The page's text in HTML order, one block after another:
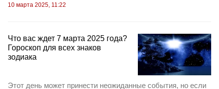
10 марта 2025, 11:22
Что вас ждет 7 марта 2025 года?
Гороскоп для всех знаков
зодиака
Этот день может принести неожиданные события, но если